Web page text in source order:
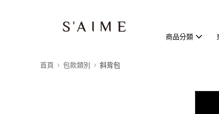
商品分類
首頁 包款類別 斜背包